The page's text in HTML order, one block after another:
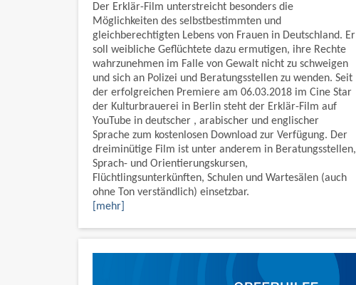
Der Erklär-Film unterstreicht besonders die
Möglichkeiten des selbstbestimmten und
gleichberechtigten Lebens von Frauen in Deutschland. Er
soll weibliche Geflüchtete dazu ermutigen, ihre Rechte
wahrzunehmen im Falle von Gewalt nicht zu schweigen
und sich an Polizei und Beratungsstellen zu wenden. Seit
der erfolgreichen Premiere am 06.03.2018 im Cine Star
der Kulturbrauerei in Berlin steht der Erklär-Film auf
YouTube in deutscher , arabischer und englischer
Sprache zum kostenlosen Download zur Verfügung. Der
dreiminütige Film ist unter anderem in Beratungsstellen,
Sprach- und Orientierungskursen,
Flüchtlingsunterkünften, Schulen und Wartesälen (auch
ohne Ton verständlich) einsetzbar.
[mehr]